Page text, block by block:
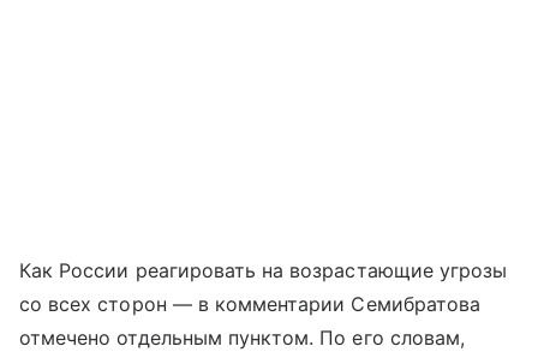
Как России реагировать на возрастающие угрозы
со всех сторон — в комментарии Семибратова
отмечено отдельным пунктом. По его словам,